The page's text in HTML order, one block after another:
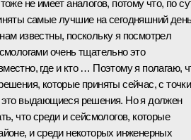
не имеет аналогов, потому что, по
самые лучшие на сегодняшний
известны, поскольку я посмотрел
очень тщательно это
где и кто … Поэтому я полагаю,
которые приняты сейчас, с точки
это выдающиеся решения. Но я должен
что среди и сейсмологов, которые
и среди некоторых инженерных